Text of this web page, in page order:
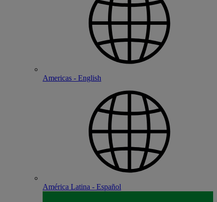
Americas - English
América Latina - Español